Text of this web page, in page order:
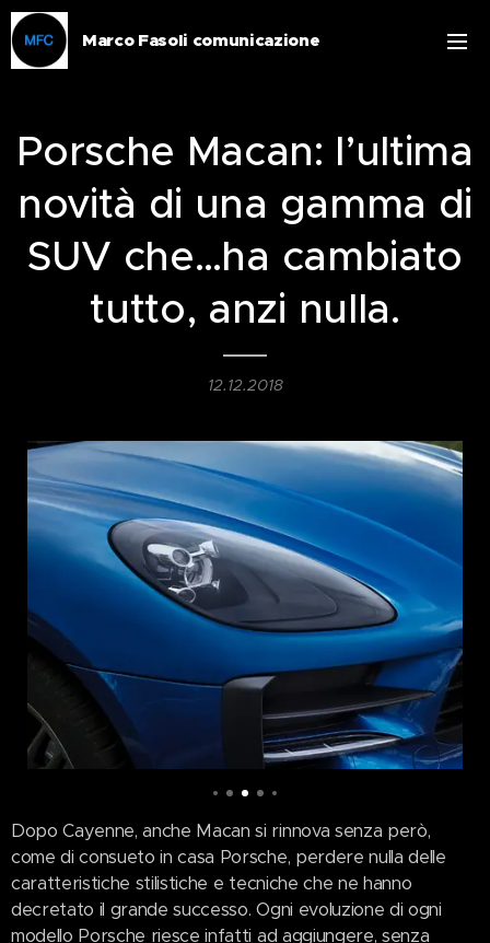
Marco Fasoli comunicazione
Porsche Macan: l’ultima
novità di una gamma di
SUV che…ha cambiato
tutto, anzi nulla.
12.12.2018
Dopo Cayenne, anche Macan si rinnova senza però,
come di consueto in casa Porsche, perdere nulla delle
caratteristiche stilistiche e tecniche che ne hanno
decretato il grande successo. Ogni evoluzione di ogni
modello Porsche riesce infatti ad aggiungere, senza